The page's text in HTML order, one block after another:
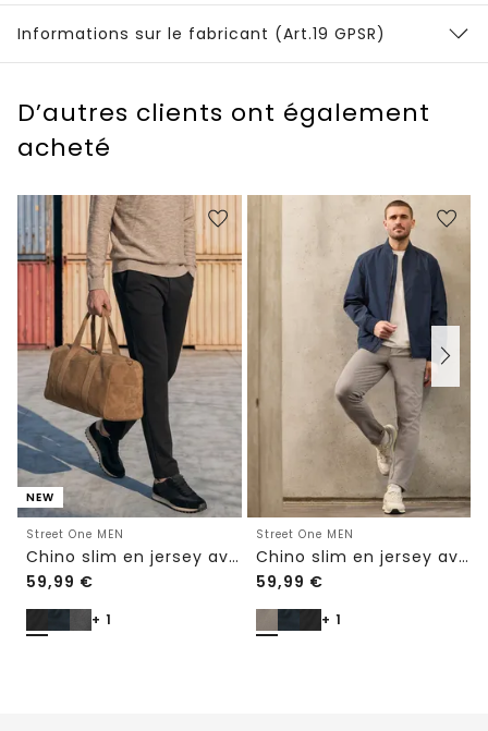
Informations sur le fabricant (Art.19 GPSR)
D’autres clients ont également
acheté
NEW
Street One MEN
Chino slim en jersey avec ceinture confortable
59,99 €
+ 1
Street One MEN
Chino slim en jersey avec ceinture confortable
59,99 €
+ 1